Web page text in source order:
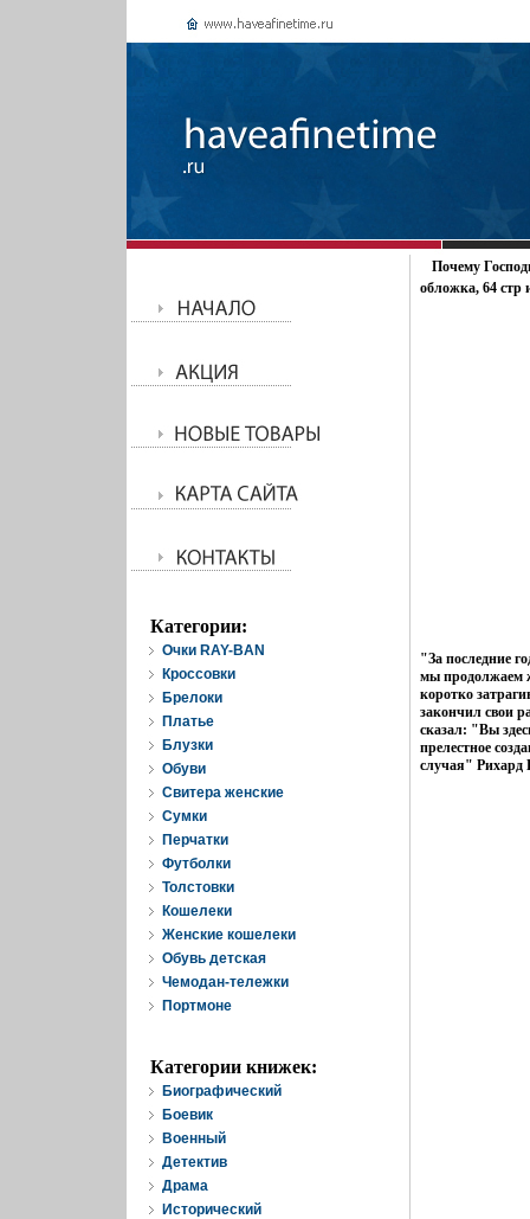
Категории:
Очки RAY-BAN
Кроссовки
Брелоки
Платье
Блузки
Обуви
Свитера женские
Cумки
Перчатки
Футболки
Толстовки
Кошелеки
Женские кошелеки
Обувь детская
Чемодан-тележки
Портмоне
Категории книжек:
Биографический
Боевик
Военный
Детектив
Драма
Исторический
Почему
обложка, 64 стр
"За последние
мы продолжаем
коротко
закончил свои
сказал: "Вы
прелестное
случая" Рихард